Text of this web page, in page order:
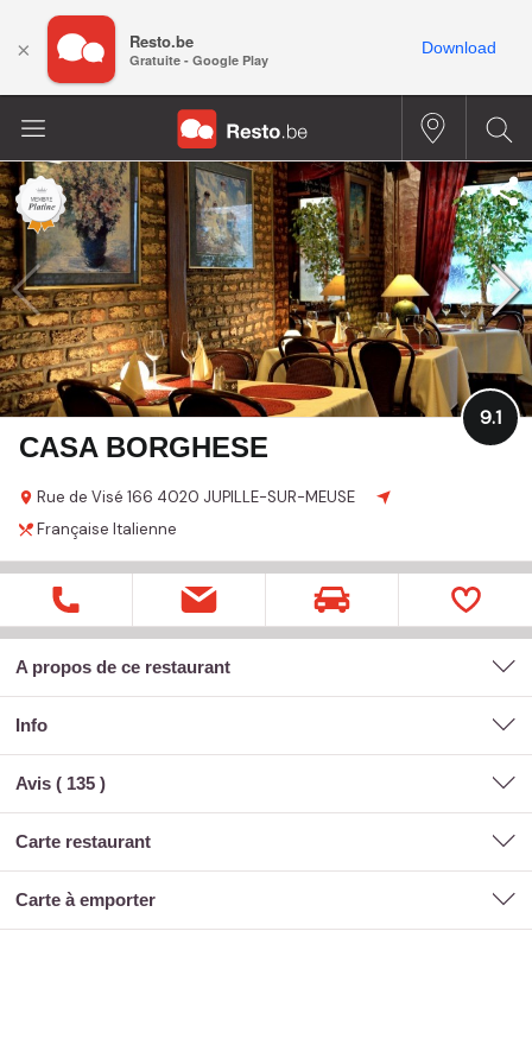
CASA BORGHESE
Rue de Visé 166 4020 JUPILLE-SUR-MEUSE
9.1
Française Italienne
A propos de ce restaurant
Info
Avis ( 135 )
carte restaurant
carte à emporter
× Resto.be
Gratuite - Google Play
Download